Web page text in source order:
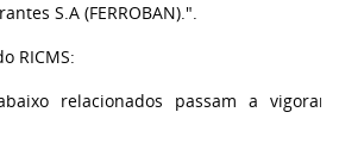
S.A (FERROBAN).".
RICMS:
relacionados passam a vigorar